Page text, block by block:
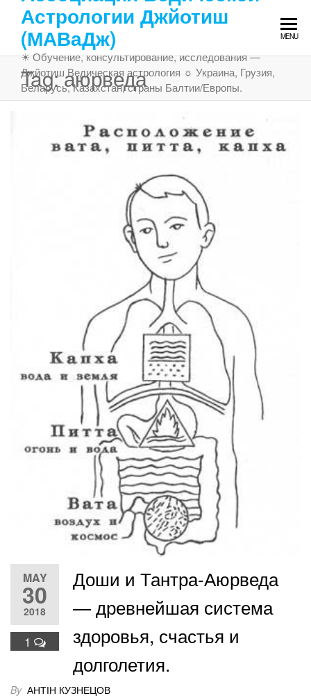
content
Астрологии Джйотиш
(МАВаДж)
☀ Обучение, консультирование, исследования —
Джйотиш Ведическая астрология ☼ Украина, Грузия,
Беларусь, Казахстан, страны Балтии/Европы.
MENU
Tag:аюрведа
MAY
30
2018
1
Доши и Тантра-Аюрведа
— древнейшая система
здоровья, счастья и
долголетия.
By АНТІН КУЗНЕЦОВ